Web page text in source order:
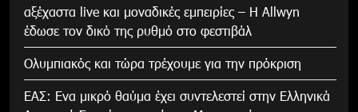
αξέχαστα live και μοναδικές εμπειρίες – Η Allwyn
έδωσε τον δικό της ρυθμό στο φεστιβάλ
Ολυμπιακός και τώρα τρέχουμε για την πρόκριση
ΕΑΣ: Ενα μικρό θαύμα έχει συντελεστεί στην Ελληνικά